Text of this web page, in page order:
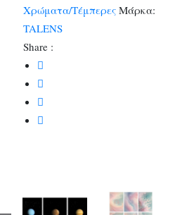
Χρώματα/Τέμπερες Μάρκα:
TALENS
Share :